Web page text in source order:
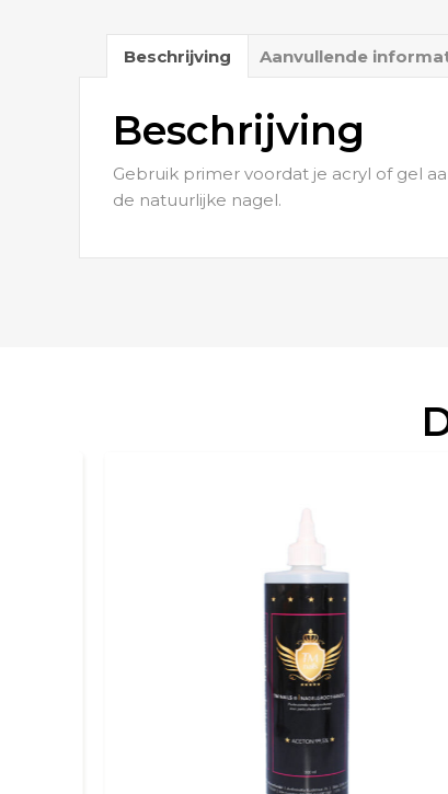
Beschrijving Aanvullende
Beschrijving
Gebruik primer voordat je acryl of gel
de natuurlijke nagel.